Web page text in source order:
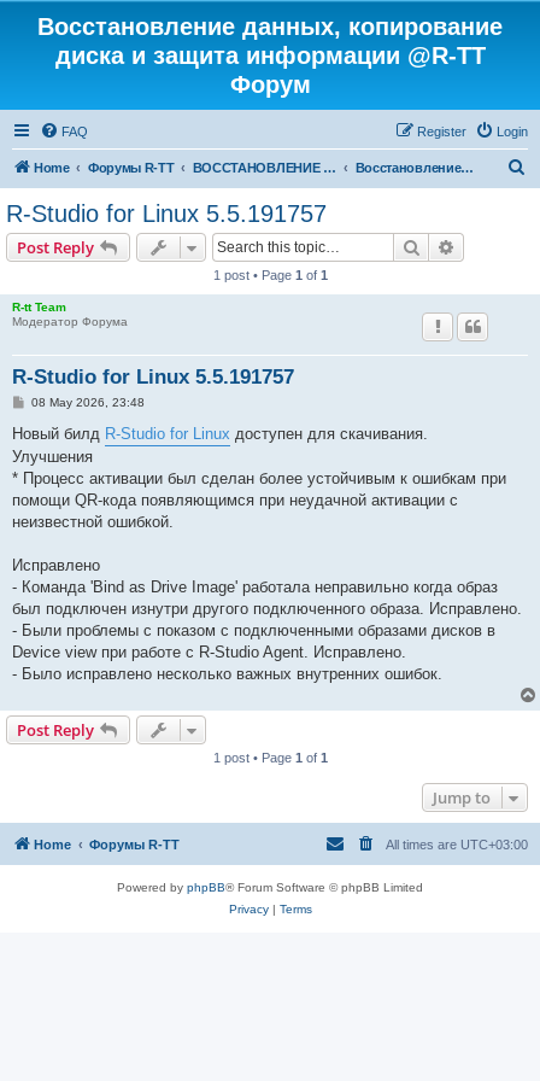
Восстановление данных, копирование
диска и защита информации @R-TT
Форум
FAQ Login
Register
Home Форумы R-TT ВОССТАНОВЛЕНИЕ ДАННЫХ И УДАЛЕННЫХ ФАЙЛОВ Восстановление данных
R-Studio for Linux 5.5.191757
Post Reply Search
1 post • Page 1 of 1
R-tt Team
Модератор Форума
R-Studio for Linux 5.5.191757
P
s
08 May 2026, 23:48
Новый билд R-Studio for Linux доступен для скачивания.
Улучшения
* Процесс активации был сделан более устойчивым к ошибкам при
помощи QR-кода появляющимся при неудачной активации с
неизвестной ошибкой.
Исправлено
- Команда 'Bind as Drive Image' работала неправильно когда образ
был подключен изнутри другого подключенного образа. Исправлено.
- Были проблемы с показом с подключенными образами дисков в
Device view при работе с R-Studio Agent. Исправлено.
- Было исправлено несколько важных внутренних ошибок.
Post Reply
1 post • Page 1 of 1
Jump to
Home Форумы R-TT All times are UTC+03:00
Powered by phpBB® Forum Software © phpBB Limited
Privacy| Terms